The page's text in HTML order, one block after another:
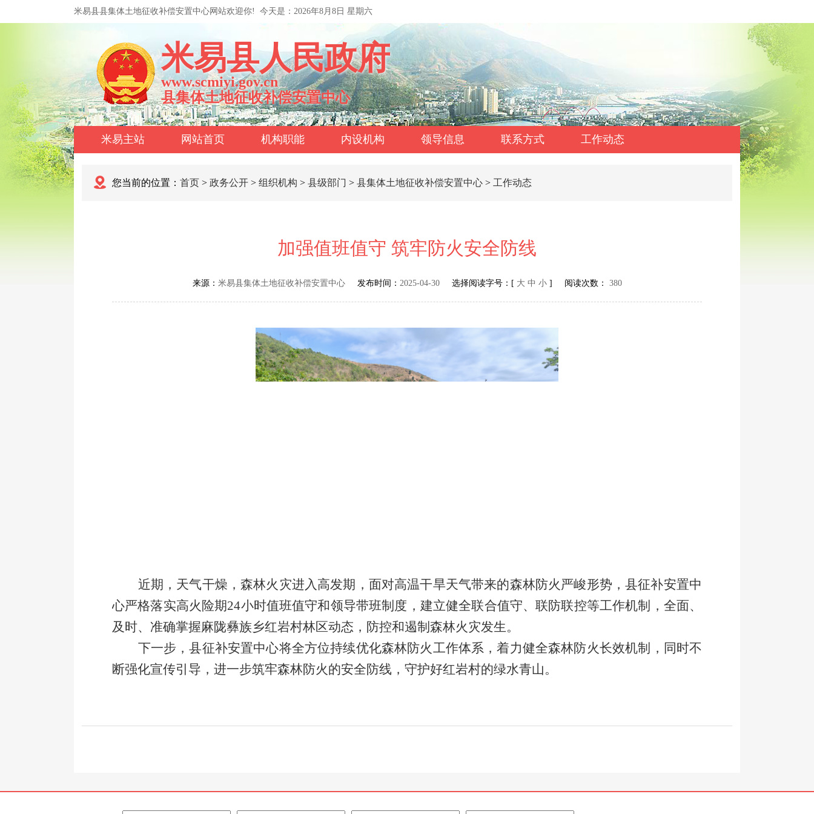
米易县县集体土地征收补偿安置中心网站欢迎你! 今天是： 2026年8月8日 星期六
米易县人民政府
www.scmiyi.gov.cn
县集体土地征收补偿安置中心
米易主站 网站首页 机构职能 内设机构 领导信息 联系方式 工作动态
您当前的位置： 首页 > 政务公开 > 组织机构 > 县级部门 > 县集体土地征收补偿安置中心 > 工作动态
加强值班值守 筑牢防火安全防线
来源： 米易县集体土地征收补偿安置中心发布时间： 2025-04-30选择阅读字号：[ 大 中 小] 阅读次数： 380
近期，天气干燥，森林火灾进入高发期，面对高温干旱天气带来的森林防火严峻形势，县征补安置中
心严格落实高火险期24小时值班值守和领导带班制度，建立健全联合值守、联防联控等工作机制，全面、
及时、准确掌握麻陇彝族乡红岩村林区动态 ，防控和遏制森林火灾发生。
下一步，县征补安置中心将全方位持续优化森林防火工作体系 ，着力健全森林防火长效机制，同时不
断强化宣传引导，进一步筑牢森林防火的安全防线，守护好红岩村的绿水青山。